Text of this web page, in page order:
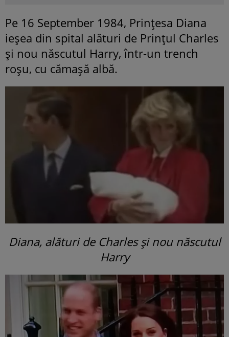
Pe 16 September 1984, Prințesa Diana
ieșea din spital alături de Prințul Charles
și nou născutul Harry, într-un trench
roșu, cu cămașă albă.
Diana, alături de Charles și nou născutul
Harry